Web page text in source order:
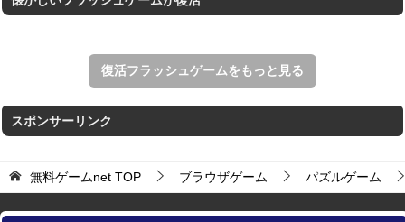
復活フラッシュゲームをもっと見る
スポンサーリンク
無料ゲームnet TOP ブラウザゲーム パズルゲーム